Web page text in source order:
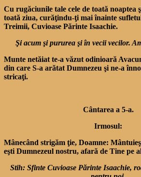
Cu rugăciunile tale cele de toată noaptea
toată ziua, curăţindu-ţi mai înainte
Treimii, Cuvioase Părinte Isaachie.
Şi acum şi pururea şi în vecii vecilor.
Munte netăiat te-a văzut odinioară
din care S-a arătat Dumnezeu şi ne-a
stricaţi.
Cântarea a 5-a.
Irmosul:
Mânecând strigăm ţie, Doamne:
eşti Dumnezeul nostru, afară de Tine pe
Stih: Sfinte Cuvioase Părinte Isaachie,